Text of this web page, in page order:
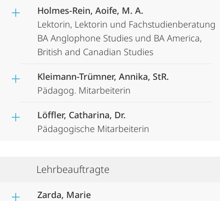
Holmes-Rein, Aoife, M. A.
Lektorin, Lektorin und Fachstudienberatung
BA Anglophone Studies und BA America,
British and Canadian Studies
Kleimann-Trümner, Annika, StR.
Pädagog. Mitarbeiterin
Löffler, Catharina, Dr.
Pädagogische Mitarbeiterin
Lehrbeauftragte
Zarda, Marie